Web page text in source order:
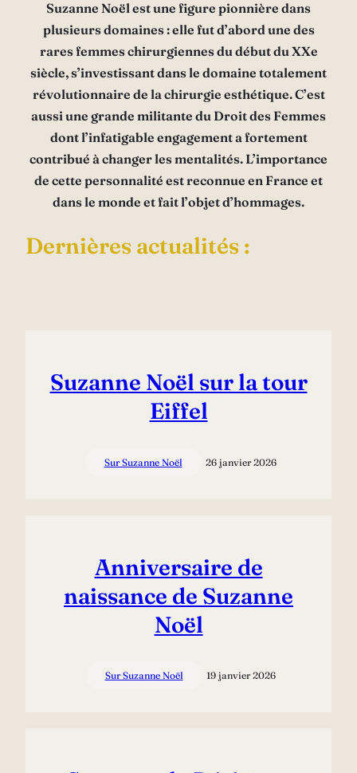
Suzanne Noël est une figure pionnière dans
plusieurs domaines : elle fut d’abord une des
rares femmes chirurgiennes du début du XXe
siècle, s’investissant dans le domaine totalement
révolutionnaire de la chirurgie esthétique. C’est
aussi une grande militante du Droit des Femmes
dont l’infatigable engagement a fortement
contribué à changer les mentalités. L’importance
de cette personnalité est reconnue en France et
dans le monde et fait l’objet d’hommages.
Dernières actualités :
Suzanne Noël sur la tour
Eiffel
Sur Suzanne Noël 26 janvier 2026
Anniversaire de
naissance de Suzanne
Noël
Sur Suzanne Noël 19 janvier 2026